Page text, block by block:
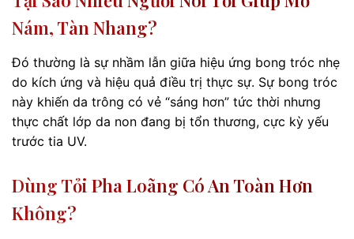
Nám, Tàn Nhang?
Đó thường là sự nhầm lẫn giữa hiệu ứng bong tróc nhẹ
do kích ứng và hiệu quả điều trị thực sự. Sự bong tróc
này khiến da trông có vẻ “sáng hơn” tức thời nhưng
thực chất lớp da non đang bị tổn thương, cực kỳ yếu
trước tia UV.
Dùng Tỏi Pha Loãng Có An Toàn Hơn
Không?